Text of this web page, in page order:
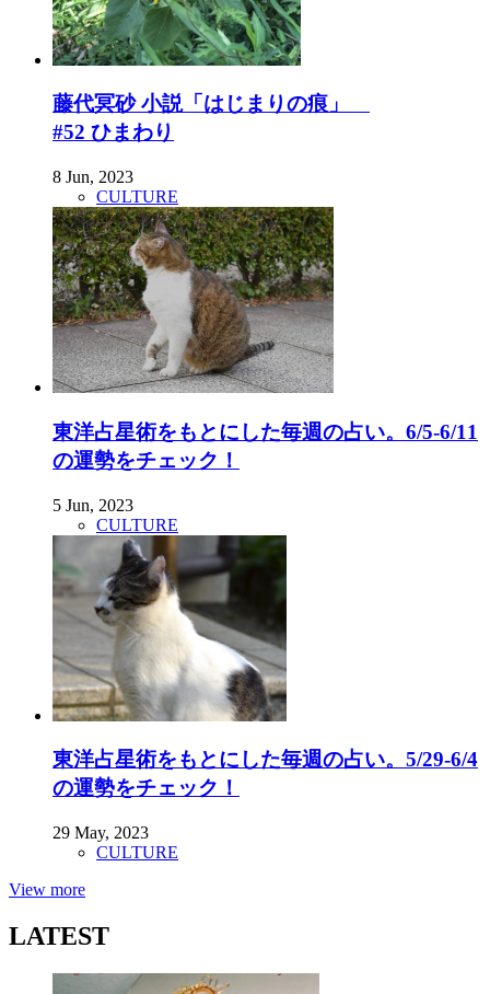
藤代冥砂 小説「はじまりの痕」
#52 ひまわり
8 Jun, 2023
CULTURE
東洋占星術をもとにした毎週の占い。6/5-6/11
の運勢をチェック！
5 Jun, 2023
CULTURE
東洋占星術をもとにした毎週の占い。5/29-6/4
の運勢をチェック！
29 May, 2023
CULTURE
View more
LATEST